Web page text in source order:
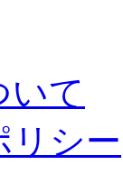
いて
リシー